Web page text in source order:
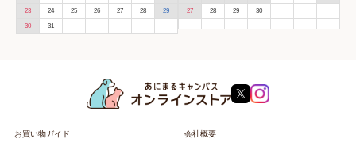
23 24 25 26 27 28 29
30 31
27 28 29 30
お買い物ガイド 会社概要